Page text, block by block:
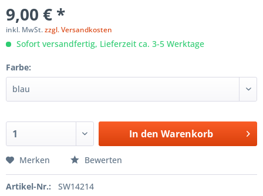
9,00 € *
inkl. MwSt.zzgl. Versandkosten
Sofort versandfertig, Lieferzeit ca. 3-5 Werktage
Farbe:
In den Warenkorb
Merken Bewerten
Artikel-Nr.: SW14214